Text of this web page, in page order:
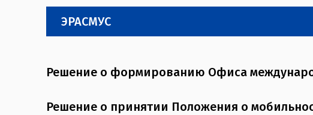
ЭРАСМУС
Решение о формированию Офиса
Решение о принятии Положения о